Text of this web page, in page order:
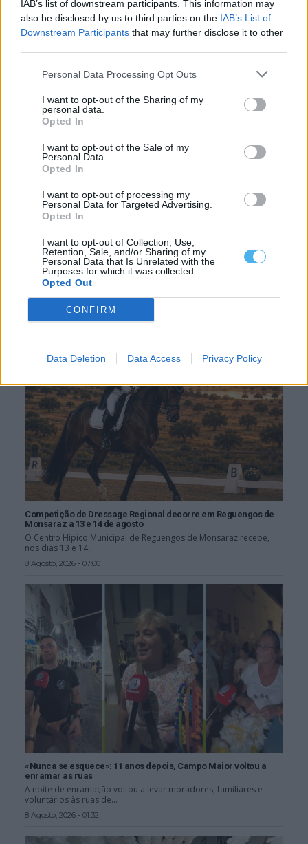
IAB’s list of downstream participants. This information may
also be disclosed by us to third parties on the IAB’s List of
Downstream Participants that may further disclose it to other
Personal Data Processing Opt Outs
I want to opt-out of the Sharing of my
personal data.
Opted In
I want to opt-out of the Sale of my
Personal Data.
Opted In
I want to opt-out of processing my
Personal Data for Targeted Advertising.
Opted In
I want to opt-out of Collection, Use,
Retention, Sale, and/or Sharing of my
Personal Data that Is Unrelated with the
Purposes for which it was collected.
Opted Out
CONFIRM
Data Deletion Data Access Privacy Policy
Volta: Etapa mais longa com final em Elvas é a última talhada
para sprinters
O pelotão da 87.ª Volta a Portugal em bicicleta cumpre hoje a
Reguengos de Monsaraz recebe dois dias de competição
nacional de saltos
A Competição de Saltos Nacional C realiza-se nos dias 15 e 16 de
agosto...
8 Agosto, 2026 - 08:00
Competição de Dressage Regional decorre em Reguengos de
Monsaraz a 13 e 14 de agosto
O Centro Hípico Municipal de Reguengos de Monsaraz recebe,
nos dias 13 e 14...
8 Agosto, 2026 - 07:00
«Nunca se esquece»: 11 anos depois, Campo Maior voltou a
enramar as ruas
A noite de enramação voltou a levar moradores, familiares e
voluntários às ruas de...
8 Agosto, 2026 - 01:32